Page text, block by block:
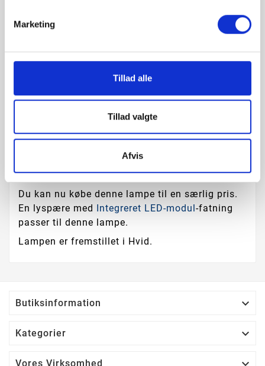
Marketing
Tillad alle
Tillad valgte
Afvis
Beskrivelse
er kendetegnet ved et flot og
funktionelt design.
Du kan nu købe denne lampe til en særlig pris.
En lyspære med
Integreret LED-modul -fatning
passer til denne lampe.
Lampen er fremstillet i Hvid.
Butiksinformation 
Kategorier 
Vores Virksomhed